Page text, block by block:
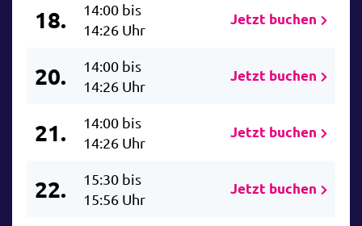
18.
14:00 bis
14:26 Uhr
Jetzt buchen
20.
14:00 bis
14:26 Uhr
Jetzt buchen
21.
14:00 bis
14:26 Uhr
Jetzt buchen
22.
15:30 bis
15:56 Uhr
Jetzt buchen